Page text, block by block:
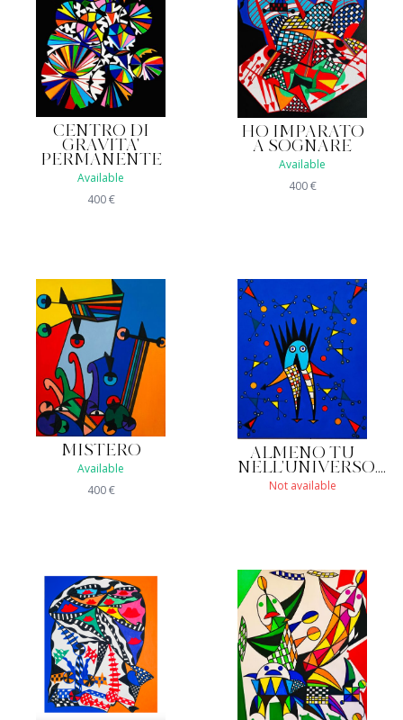
CENTRO DI
GRAVITA'
PERMANENTE
Available
400€
HO IMPARATO
A SOGNARE
Available
400€
MISTERO
Available
400€
ALMENO TU
NELL'UNIVERSO....
Not available